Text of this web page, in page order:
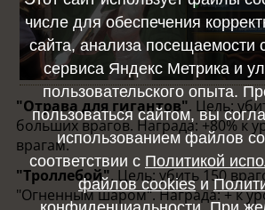
"Отрава для гигантов". Цель:
больших врагов. Награда: +80% к
врагам.
"Троллебой". Цель: убить 150
"Огненным шаром". Награда: + к
числе для обеспечения
сайта, анализа
сервиса Яндекс Метрика и
пользовательского опыта.
пользоваться сайтом, вы
использованием файлов
соответствии с Политикой
файлов cookiesи